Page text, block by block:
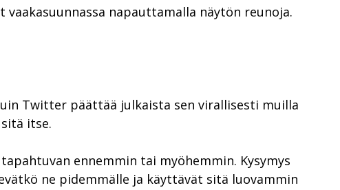
napauttamalla näytön reunoja.
Twitter päättää julkaista sen virallisesti muilla
itse.
ennemmin tai myöhemmin. Kysymys
ne pidemmälle ja käyttävät sitä luovammin